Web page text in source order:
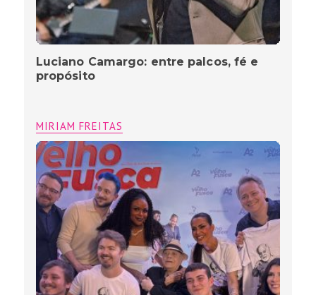
Luciano Camargo: entre palcos, fé e
propósito
MIRIAM FREITAS